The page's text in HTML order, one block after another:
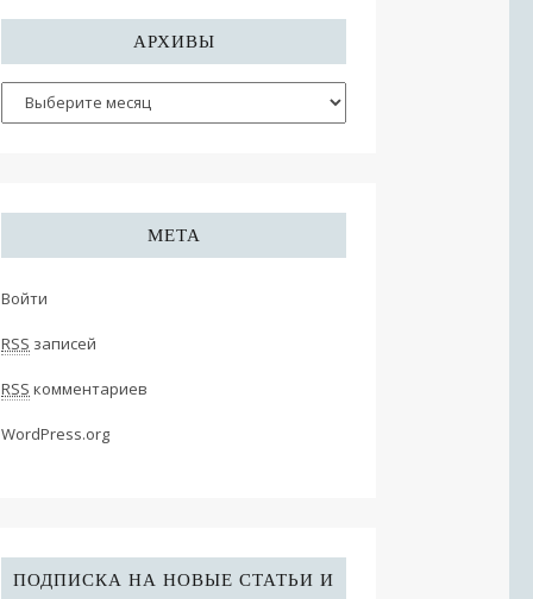
АРХИВЫ
МЕТА
Войти
RSS записей
RSS комментариев
WordPress.org
ПОДПИСКА НА НОВЫЕ СТАТЬИ И